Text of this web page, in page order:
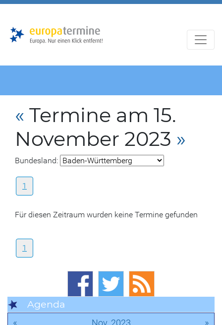
« Termine am 15.
November 2023 »
Bundesland:
1
Für diesen Zeitraum wurden keine Termine gefunden
1
Agenda
« Nov. 2023 »